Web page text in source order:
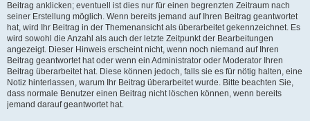
Beitrag anklicken; eventuell ist dies nur für einen begrenzten Zeitraum nach
seiner Erstellung möglich. Wenn bereits jemand auf Ihren Beitrag geantwortet
hat, wird Ihr Beitrag in der Themenansicht als überarbeitet gekennzeichnet. Es
wird sowohl die Anzahl als auch der letzte Zeitpunkt der Bearbeitungen
angezeigt. Dieser Hinweis erscheint nicht, wenn noch niemand auf Ihren
Beitrag geantwortet hat oder wenn ein Administrator oder Moderator Ihren
Beitrag überarbeitet hat. Diese können jedoch, falls sie es für nötig halten, eine
Notiz hinterlassen, warum Ihr Beitrag überarbeitet wurde. Bitte beachten Sie,
dass normale Benutzer einen Beitrag nicht löschen können, wenn bereits
jemand darauf geantwortet hat.